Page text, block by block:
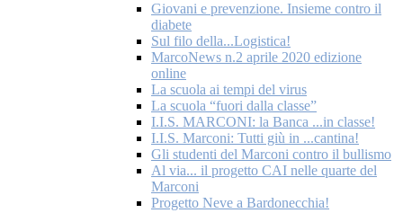
Giovani e prevenzione. Insieme contro il
diabete
Sul filo della...Logistica!
MarcoNews n.2 aprile 2020 edizione
online
La scuola ai tempi del virus
La scuola “fuori dalla classe”
I.I.S. MARCONI: la Banca ...in classe!
I.I.S. Marconi: Tutti giù in ...cantina!
Gli studenti del Marconi contro il bullismo
Al via... il progetto CAI nelle quarte del
Marconi
Progetto Neve a Bardonecchia!